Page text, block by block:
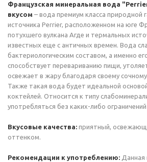
Французская минеральная вода
вкусом – вода премиум класса природной
источника Perrier, расположенном на юге
потухшего вулкана Агде и термальных
известных еще с античных времен. Вода
бактериологическим составом, а именно
способствует перевариванию пищи,
освежает в жару благодаря своему
Также такая вода будет идеальной
коктейлей. Относится к типу
употребляться без каких-либо ограничений
Вкусовые качества: приятный,
оттенком.
Рекомендации к употреблению: Данная